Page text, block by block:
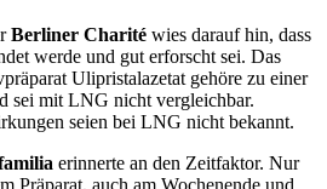
Berliner Charité wies darauf hin, dass
werde und gut erforscht sei. Das
Ulipristalazetat gehöre zu einer
sei mit LNG nicht vergleichbar.
seien bei LNG nicht bekannt.
erinnerte an den Zeitfaktor. Nur
Präparat, auch am Wochenende und